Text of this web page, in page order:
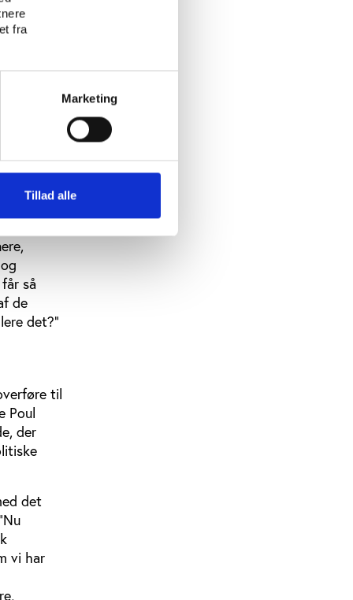
fra
Marketing
Tillad alle
og
så
de
det?”
til
Poul
der
det
vi har